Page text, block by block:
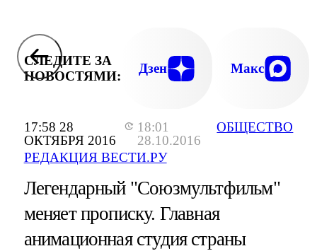
17:58 28
ОКТЯБРЯ 2016
18:01
28.10.2016
РЕДАКЦИЯ ВЕСТИ.РУ
ОБЩЕСТВО
СЛЕДИТЕ ЗА
НОВОСТЯМИ:
Дзен Макс
Легендарный "Союзмультфильм"
меняет прописку. Главная
анимационная студия страны